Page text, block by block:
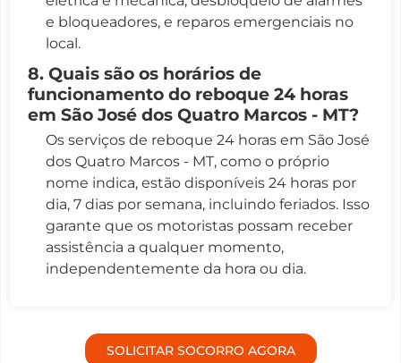
e bloqueadores, e reparos emergenciais no
local.
8. Quais são os horários de
funcionamento do reboque 24 horas
em São José dos Quatro Marcos - MT?
Os serviços de reboque 24 horas em São José
dos Quatro Marcos - MT, como o próprio
nome indica, estão disponíveis 24 horas por
dia, 7 dias por semana, incluindo feriados. Isso
garante que os motoristas possam receber
assistência a qualquer momento,
independentemente da hora ou dia.
SOLICITAR SOCORRO AGORA